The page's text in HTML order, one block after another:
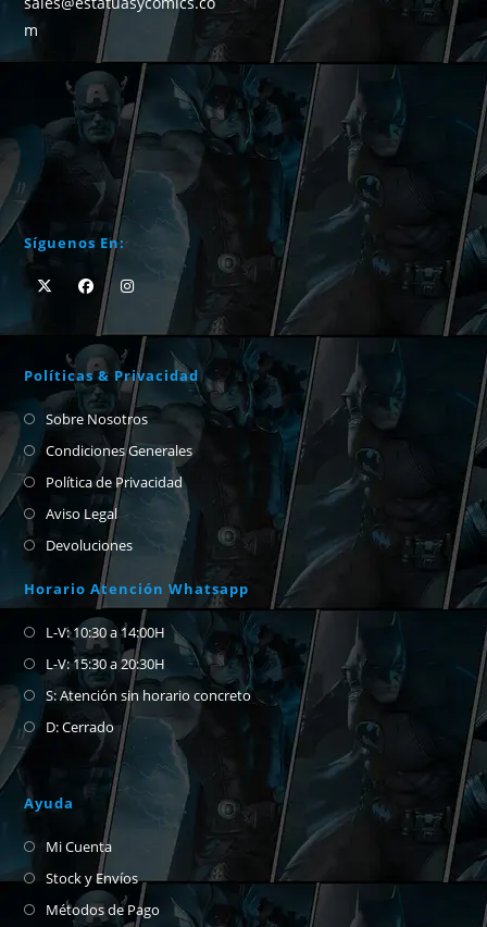
m
Síguenos En:
Políticas & Privacidad
Sobre Nosotros
Condiciones Generales
Política de Privacidad
Aviso Legal
Devoluciones
Horario Atención Whatsapp
L-V: 10:30 a 14:00H
L-V: 15:30 a 20:30H
S: Atención sin horario concreto
D: Cerrado
Ayuda
Mi Cuenta
Stock y Envíos
Métodos de Pago